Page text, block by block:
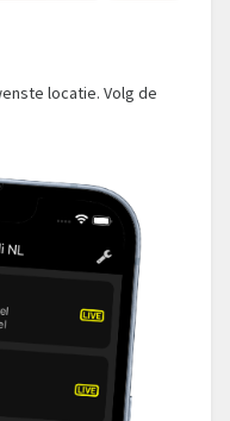
locatie. Volg de